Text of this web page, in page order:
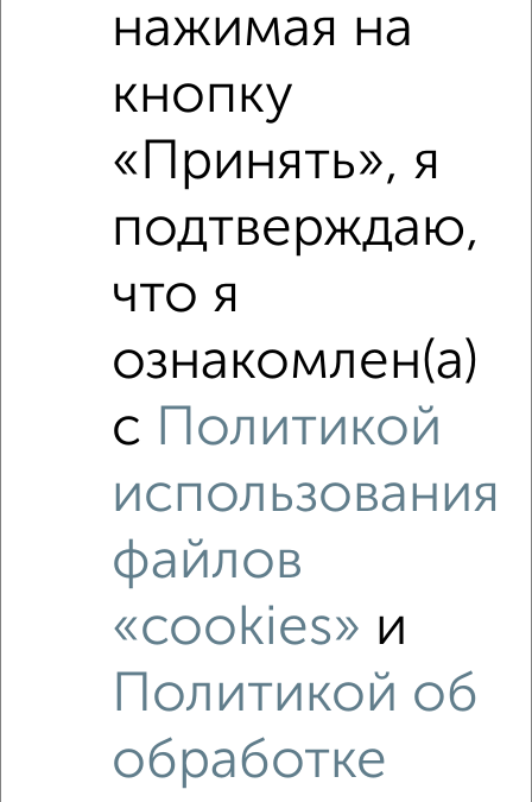
8 270 000
8 140 000
Средняя цена район
Это предложение
Похожие предложения рядом
3‑комнатные квартиры недалеко от Петрова 12
нажимая на
кнопку
«Принять», я
подтверждаю,
что я
ознакомлен(а)
с Политикой
использования
файлов
«cookies» и
Политикой об
обработке